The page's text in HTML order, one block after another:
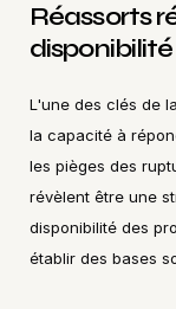
Réassorts
L'une des clés de
la capacité à
les pièges des
révèlent être une
disponibilité des
établir des bases